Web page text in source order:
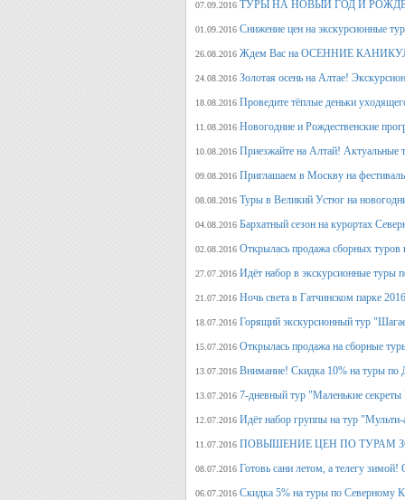
07.09.2016 ТУРЫ НА НОВЫЙ ГОД И
01.09.2016 Снижение цен на экскурсионные
26.08.2016 Ждем Вас на ОСЕННИЕ
24.08.2016 Золотая осень на Алтае!
18.08.2016 Проведите тёплые деньки
11.08.2016 Новогодние и Рождественские
10.08.2016 Приезжайте на Алтай! Актуальные
09.08.2016 Приглашаем в Москву на
08.08.2016 Туры в Великий Устюг на
04.08.2016 Бархатный сезон на курортах
02.08.2016 Открылась продажа сборных туров
27.07.2016 Идёт набор в экскурсионные туры
21.07.2016 Ночь света в Гатчинском парке
18.07.2016 Горящий экскурсионный тур
15.07.2016 Открылась продажа на сборные
13.07.2016 Внимание! Скидка 10% на туры по
13.07.2016 7-дневный тур "Маленькие
12.07.2016 Идёт набор группы на тур
11.07.2016 ПОВЫШЕНИЕ ЦЕН ПО ТУРАМ
08.07.2016 Готовь сани летом, а
06.07.2016 Скидка 5% на туры по Северному